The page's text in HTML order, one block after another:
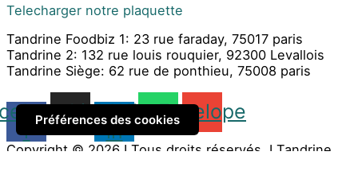
Préférences des cookies
Telecharger notre plaquette
Tandrine Foodbiz 1: 23 rue faraday, 75017 paris
Tandrine 2: 132 rue louis rouquier, 92300 Levallois
Tandrine Siège: 62 rue de ponthieu, 75008 paris
f
Instagram
Linkedin-
in
Whatsapp
Envelope
Copyright © 2026 I Tous droits réservés. I Tandrine